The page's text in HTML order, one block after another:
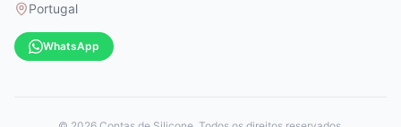
Portugal
WhatsApp